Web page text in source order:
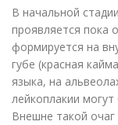
В начальной
проявляется пока
формируется на
губе (красная
языка, на
лейкоплакии
Внешне такой очаг